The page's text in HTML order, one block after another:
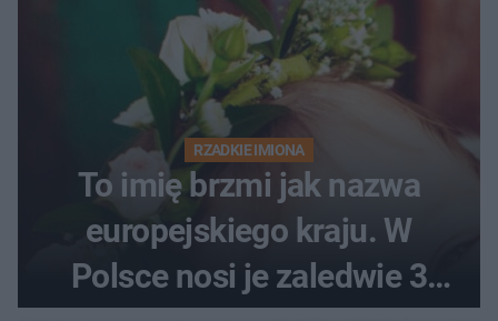
RZADKIE IMIONA
To imię brzmi jak nazwa
europejskiego kraju. W
Polsce nosi je zaledwie 3